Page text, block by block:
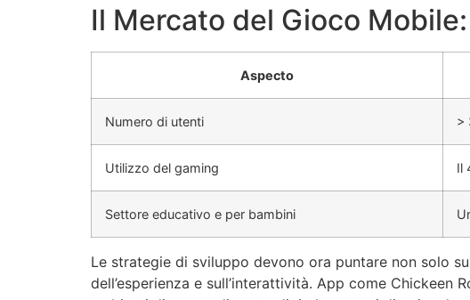
Il Mercato del Gioco
Aspecto
Numero di utenti >
Utilizzo del gaming Il
Settore educativo e per bambini
Le strategie di sviluppo devono ora puntare non solo
dell’esperienza e sull’interattività. App come Chickeen